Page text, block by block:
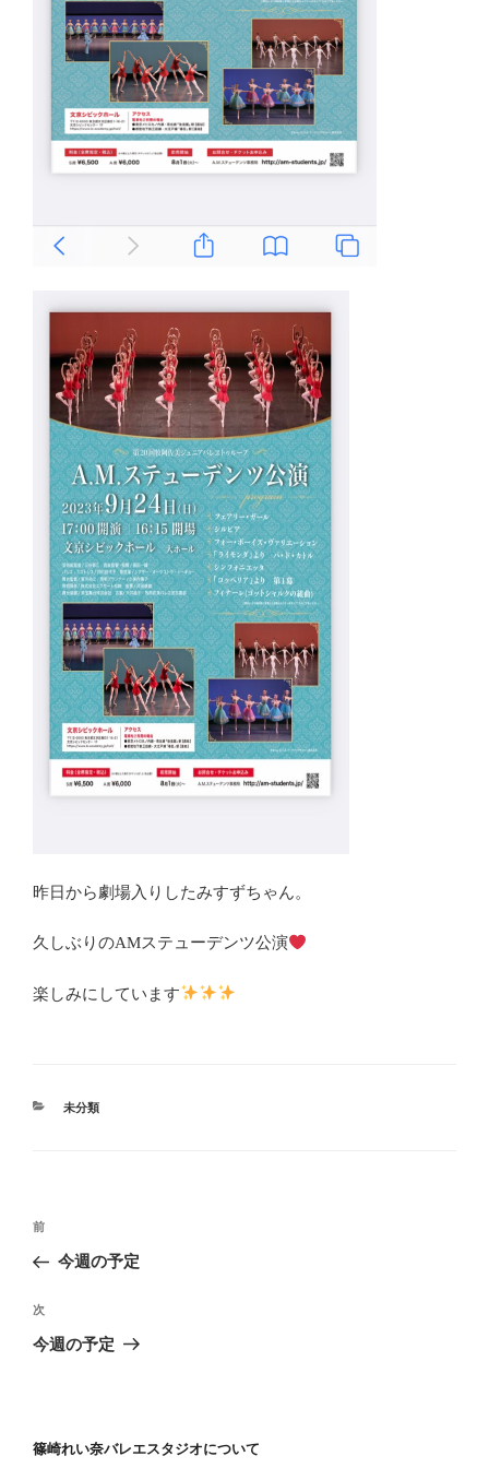
昨日から劇場入りしたみすずちゃん。
久しぶりのAMステューデンツ公演
楽しみにしています
カ
未分類
投
ナ
ビ
ゲ
ン
前
の
稿
前
今週の予定
次
の
次
今週の予定
篠崎れい奈バレエスタジオについて